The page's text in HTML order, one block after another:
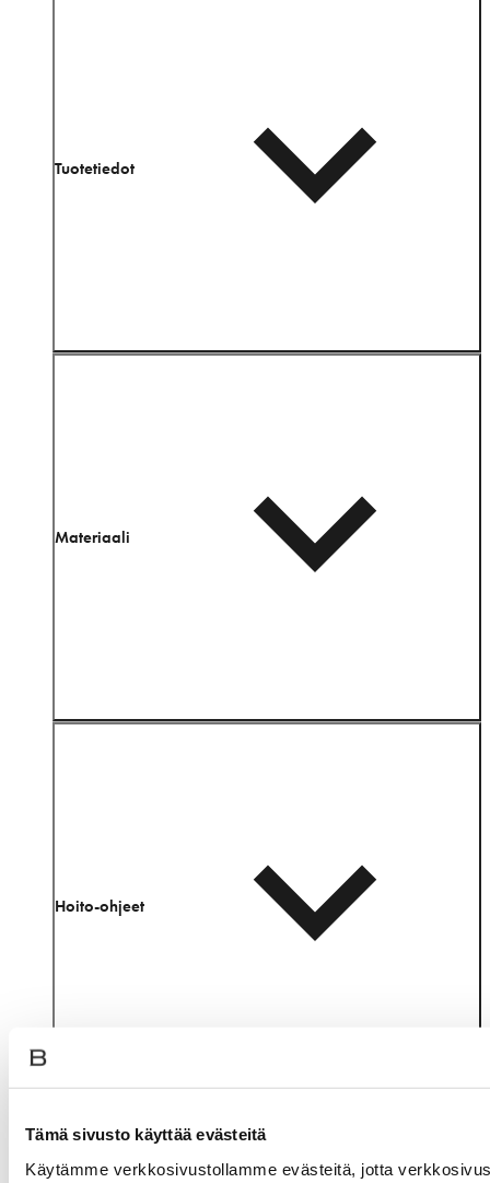
Tämä sivusto käyttää evästeitä
Käytämme verkkosivustollamme evästeitä, jotta
Tuotetiedot
Materiaali
Hoito-ohjeet
Samankaltaisia tuotteita